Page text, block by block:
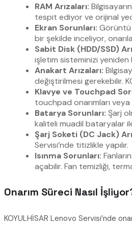
RAM Arızaları:
tespit ediyor ve orijinal
Ekran Sorunları: Görüntü
bir şekilde inceliyor,
Sabit Disk (HDD/SSD)
işletim sisteminizi yeniden
Anakart Arızaları:
değiştirilmesi gerekebilir.
Klavye ve Touchpad
touchpad onarımları veya
Batarya Sorunları: Şarj
kaliteli muadil bataryalar
Şarj Soketi (DC Jack)
Servisi’nde titizlikle yapılır.
Isınma Sorunları:
açabilir. Fan temizliği,
Onarım Süreci Nasıl
KOYULHİSAR Lenovo Servisi’nde